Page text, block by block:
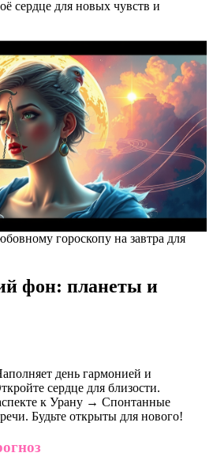
сердце для новых чувств и
гороскопу на завтра для
фон: планеты и
день гармонией и
сердце для близости.
к Урану → Спонтанные
Будьте открыты для нового!